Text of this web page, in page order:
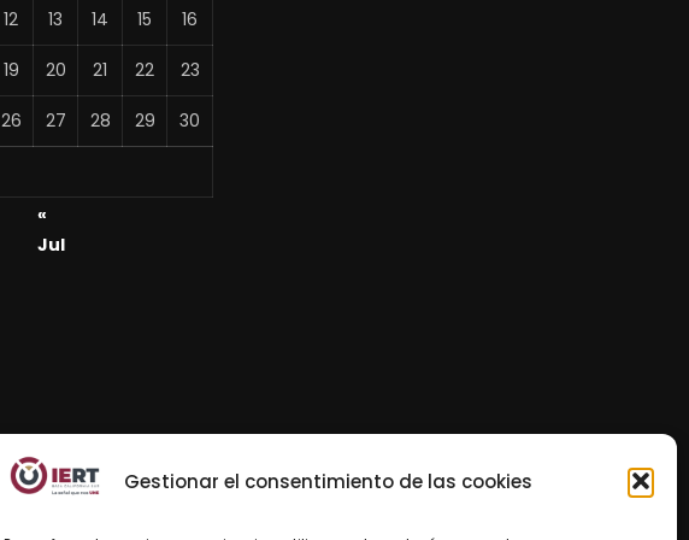
Gestionar el consentimiento de las cookies
12 13 14 15 16
19 20 21 22 23
26 27 28 29 30
«
Jul